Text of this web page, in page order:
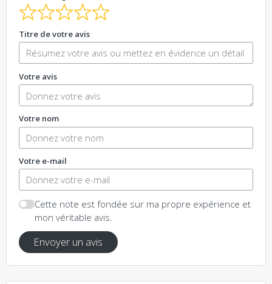
Titre de votre avis
Votre avis
Votre nom
Votre e-mail
Cette note est fondée sur ma propre expérience et
mon véritable avis.
Envoyer un avis